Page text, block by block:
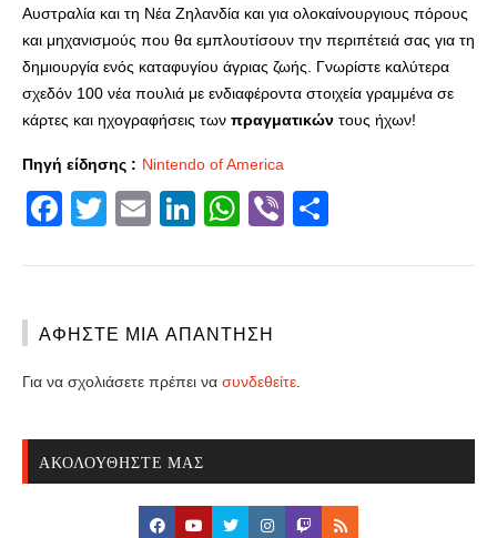
Αυστραλία και τη Νέα Ζηλανδία και για ολοκαίνουργιους πόρους
και μηχανισμούς που θα εμπλουτίσουν την περιπέτειά σας για τη
δημιουργία ενός καταφυγίου άγριας ζωής. Γνωρίστε καλύτερα
σχεδόν 100 νέα πουλιά με ενδιαφέροντα στοιχεία γραμμένα σε
κάρτες και ηχογραφήσεις των πραγματικών τους ήχων!
Πηγή είδησης : Nintendo of America
Facebook
Twitter
EmailLinkedIn
WhatsApp
Viber
ΑΦΉΣΤΕ ΜΙΑ ΑΠΆΝΤΗΣΗ
Για να σχολιάσετε πρέπει να συνδεθείτε
ΑΚΟΛΟΥΘΉΣΤΕ ΜΑΣ